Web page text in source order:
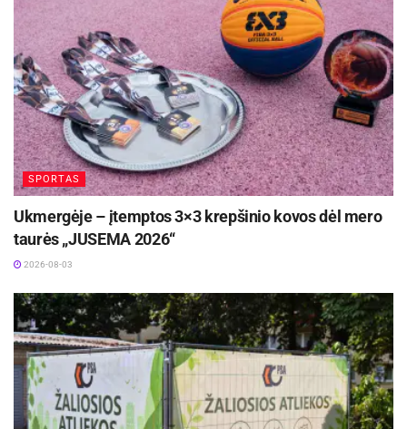
SPORTAS
Ukmergėje – įtemptos 3×3 krepšinio kovos dėl mero
taurės „JUSEMA 2026“
2026-08-03